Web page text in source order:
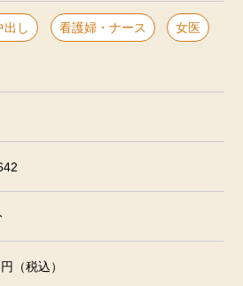
出し 看護婦・ナース 女医
（税込）